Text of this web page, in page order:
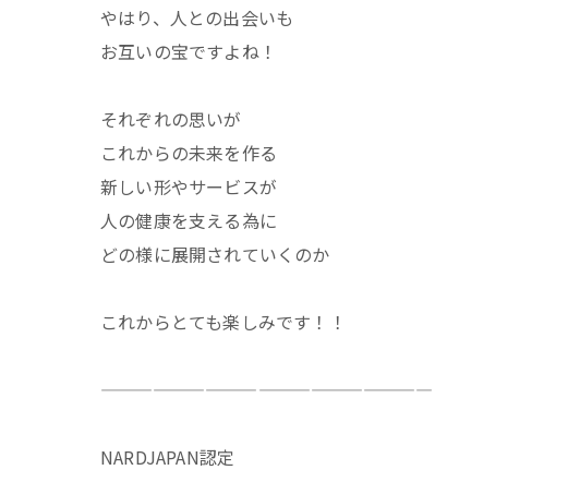
やはり、人との出会いも
お互いの宝ですよね！
それぞれの思いが
これからの未来を作る
新しい形やサービスが
人の健康を支える為に
どの様に展開されていくのか
これからとても楽しみです！！
———————————————————
NARDJAPAN認定